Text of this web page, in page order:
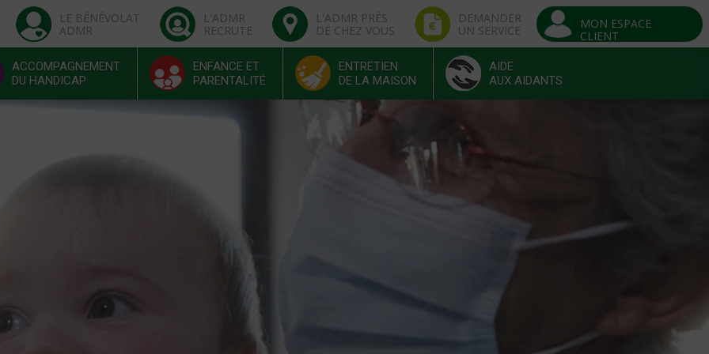
LE BÉNÉVOLAT
ADMR
L'ADMR
RECRUTE
L'ADMR PRÈS
DE CHEZ VOUS
DEMANDER
UN SERVICE
MON ESPACE
CLIENT
ACCOMPAGNEMENT
DU HANDICAP
ENFANCE ET
PARENTALITÉ
ENTRETIEN
DE LA MAISON
AIDE
AUX AIDANTS